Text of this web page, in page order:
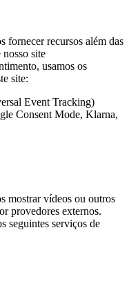
fornecer recursos além das
site
usamos os
site:
Event Tracking)
Consent Mode, Klarna,
mostrar vídeos ou outros
provedores externos.
seguintes serviços de